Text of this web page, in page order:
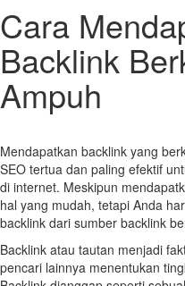
Cara
Backlink
Ampuh
Mendapatkan backlink yang
SEO tertua dan paling efektif
di internet. Meskipun
hal yang mudah, tetapi Anda
backlink dari sumber backlink
Backlink atau tautan menjadi
pencari lainnya menentukan